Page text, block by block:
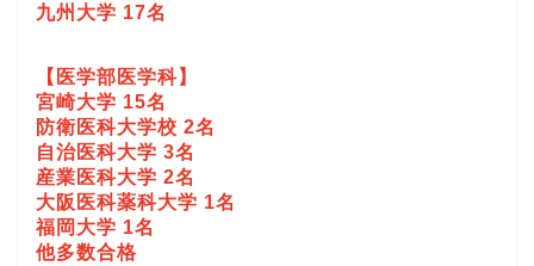
九州大学 17名
【医学部医学科】
宮崎大学 15名
防衛医科大学校 2名
自治医科大学 3名
産業医科大学 2名
大阪医科薬科大学 1名
福岡大学 1名
他多数合格